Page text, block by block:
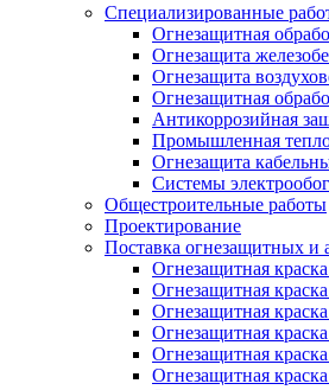
Специализированные
Огнезащитная
Огнезащита
Огнезащита
Огнезащитная
Антикоррозийная
Промышленная
Огнезащита
Системы
Общестроительные работы
Проектирование
Поставка огнезащитных и
Огнезащитная
Огнезащитная
Огнезащитная
Огнезащитная
Огнезащитная
Огнезащитная